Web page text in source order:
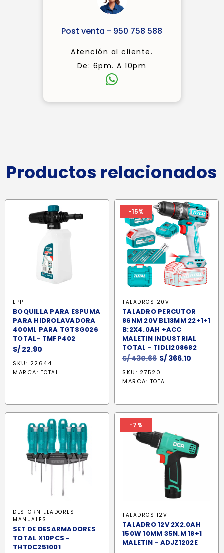
Post venta - 950 758 588
Atención al cliente.
De: 6pm. A 10pm
Productos relacionados
EPP
BOQUILLA PARA ESPUMA
PARA HIDROLAVADORA
400ML PARA TGTSG026
TOTAL- TMFP402
S/ 22.90
SKU: 22644
MARCA: TOTAL
-15%
TALADROS 20V
TALADRO PERCUTOR
86NM 20V BL13MM 22+1+1
B:2X4.0AH +ACC
MALETIN INDUSTRIAL
TOTAL - TIDLI208682
S/430.66 El
original
S/ 366.10
SKU: 27520
MARCA: TOTAL
DESTORNILLADORES
MANUALES
SET DE DESARMADORES
TOTAL X10PCS -
THTDC251001
-7%
TALADROS 12V
TALADRO 12V 2X2.0AH
150W 10MM 35N.M 18+1
MALETIN - ADJZ1202E